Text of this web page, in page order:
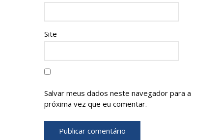
Site
Salvar meus dados neste navegador para a
próxima vez que eu comentar.